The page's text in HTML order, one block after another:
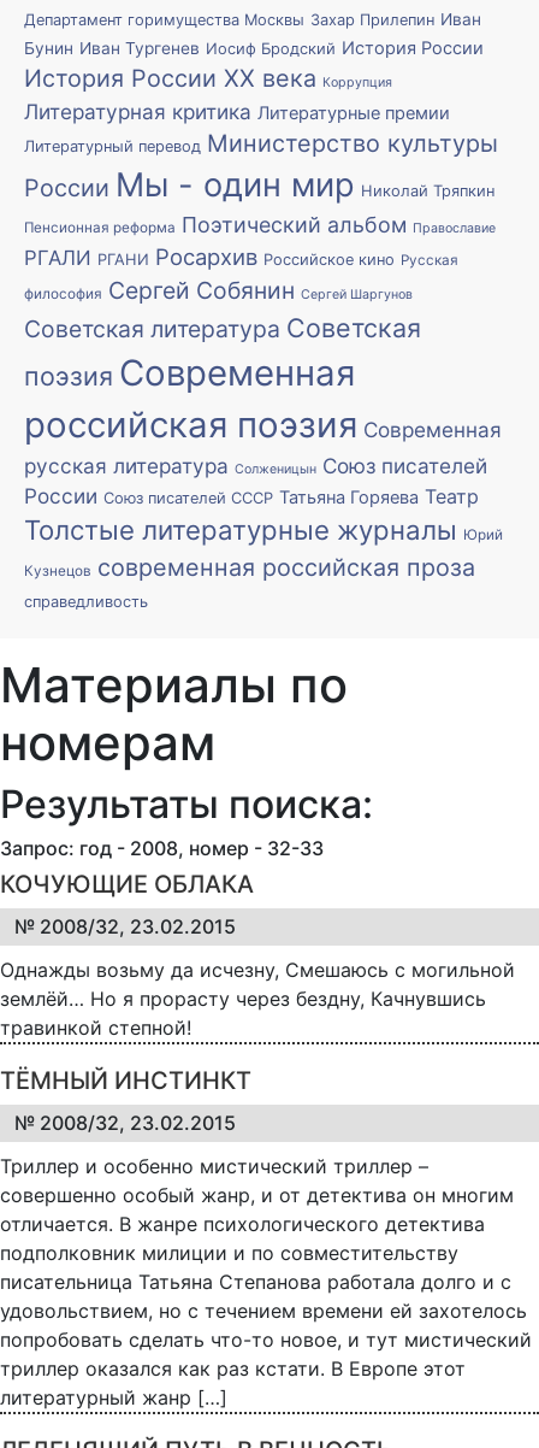
Департамент горимущества Москвы Захар Прилепин Иван
Бунин Иван Тургенев Иосиф Бродский История России
История России XX века Коррупция
Литературная критика Литературные премии
Литературный перевод Министерство культуры
России Мы - один мир Николай Тряпкин
Пенсионная реформа Поэтический альбом Православие
РГАЛИ РГАНИ Росархив Российское кино Русская
философия Сергей Собянин Сергей Шаргунов
Советская литература Советская
поэзия Современная
российская поэзия Современная
русская литература Солженицын Союз писателей
России Союз писателей СССР Татьяна Горяева Театр
Толстые литературные журналы Юрий
Кузнецов современная российская проза
справедливость
Материалы по
номерам
Результаты поиска:
Запрос: год - 2008, номер - 32-33
КОЧУЮЩИЕ ОБЛАКА
№ 2008/32, 23.02.2015
Однажды возьму да исчезну, Смешаюсь с могильной
землёй… Но я прорасту через бездну, Качнувшись
травинкой степной!
ТЁМНЫЙ ИНСТИНКТ
№ 2008/32, 23.02.2015
Триллер и особенно мистический триллер –
совершенно особый жанр, и от детектива он многим
отличается. В жанре психологического детектива
подполковник милиции и по совместительству
писательница Татьяна Степанова работала долго и с
удовольствием, но с течением времени ей захотелось
попробовать сделать что-то новое, и тут мистический
триллер оказался как раз кстати. В Европе этот
литературный жанр […]